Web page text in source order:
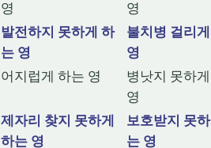
영
영
발전하지 못하게 하
는 영
불치병 걸리
영
어지럽게 하는 영
병낫지 못하
영
제자리 찾지 못하게
하는 영
보호받지 못
는 영